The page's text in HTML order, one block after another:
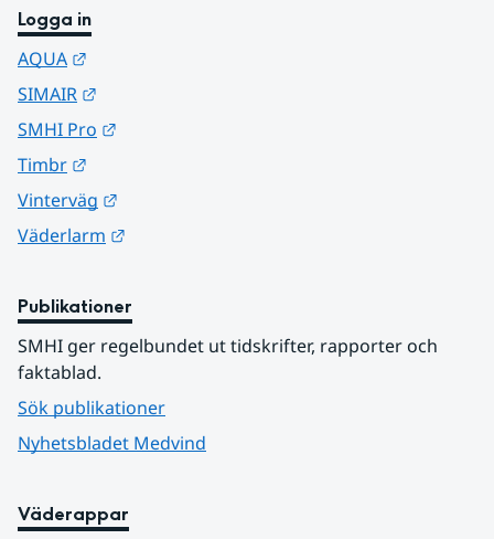
Logga in
AQUA
SIMAIR
SMHI Pro
Timbr
Vinterväg
Väderlarm
Publikationer
SMHI ger regelbundet ut tidskrifter, rapporter och
faktablad.
Sök publikationer
Nyhetsbladet Medvind
Väderappar